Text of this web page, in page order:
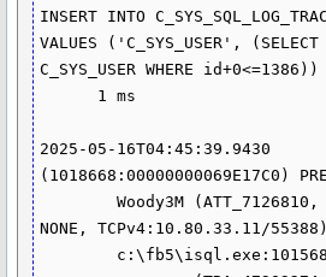
INSERT INTO
VALUES ('C_SYS_USER', (SELECT
C_SYS_USER WHERE id+0<=1386))
2025-05-16T04:45:39.9430
(1018668:00000000069E17C0)
	Woody3M (ATT_7126810, SYSDBA:NONE,
NONE, TCPv4:10.80.33.11/55388)